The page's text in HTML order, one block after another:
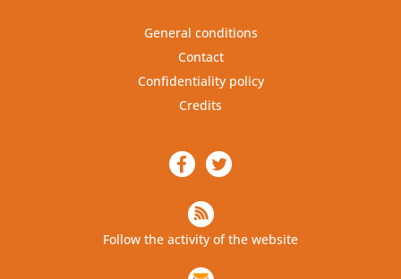
General conditions
Contact
Confidentiality policy
Credits
Follow the activity of the website